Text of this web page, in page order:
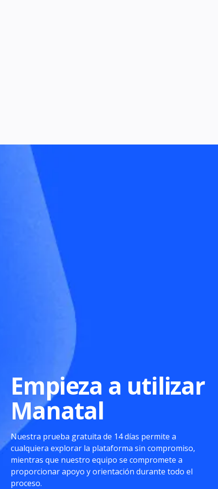
Empieza a utilizar
Manatal
Nuestra prueba gratuita de 14 días permite a
cualquiera explorar la plataforma sin compromiso,
mientras que nuestro equipo se compromete a
proporcionar apoyo y orientación durante todo el
proceso.